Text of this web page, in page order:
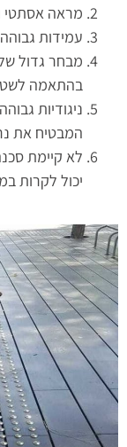
מראה אסתטי
עמידות
מבחר גדול
בהתאמה
ניגודיות
המבטיח את
לא קיימת
יכול לקרות